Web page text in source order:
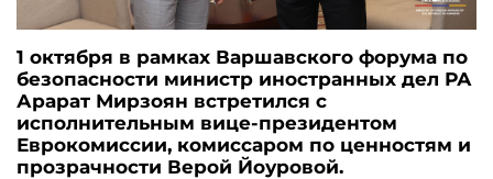
1 октября в рамках Варшавского форума по
безопасности министр иностранных дел РА
Арарат Мирзоян встретился с
исполнительным вице-президентом
Еврокомиссии, комиссаром по ценностям и
прозрачности Верой Йоуровой.